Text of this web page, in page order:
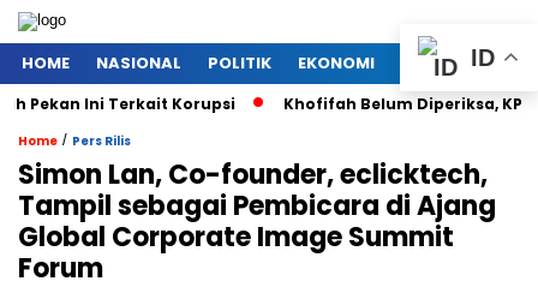
HOME NASIONAL POLITIK EKONOMI MEGAPOLITAN
Ini Terkait Korupsi Khofifah Belum Diperiksa, KPK
Home / Pers Rilis
Simon Lan, Co-founder, eclicktech,
Tampil sebagai Pembicara di Ajang
Global Corporate Image Summit
Forum
ID